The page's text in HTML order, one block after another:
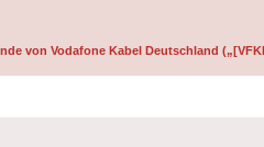
von Vodafone Kabel Deutschland